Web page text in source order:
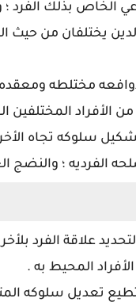
الخاص بذلك
يختلفان من حيث
مختلطه ومعقده
من الأفراد
سلوكه تجاه
الفرديه ؛ والنضج
علاقة الفرد
المحيط به .
تعديل سلوكه